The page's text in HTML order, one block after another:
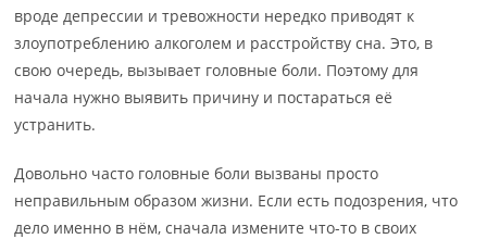
вроде депрессии и тревожности нередко приводят к
злоупотреблению алкоголем и расстройству сна. Это, в
свою очередь, вызывает головные боли. Поэтому для
начала нужно выявить причину и постараться её
устранить.
Довольно часто головные боли вызваны просто
неправильным образом жизни. Если есть подозрения, что
дело именно в нём, сначала измените что-то в своих